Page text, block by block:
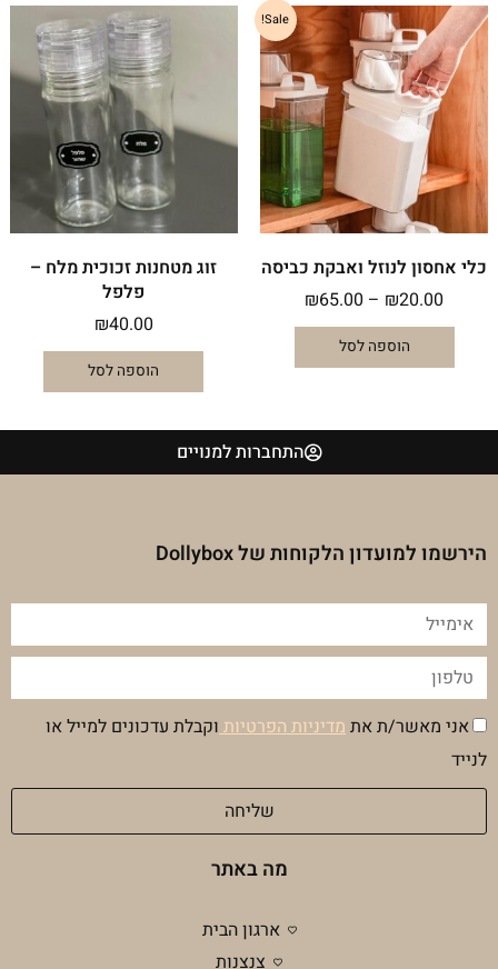
Sale!
כלי אחסון לנוזל ואבקת כביסה
₪20.00
–
₪65.00
טווח
מחירים:
עד
⁦₪65.00⁩
הוספה לסל
למוצר
זה
יש
מספר
סוגים.
ניתן
לבחור
את
האפשרויות
בעמוד
המוצר
זוג מטחנות זכוכית מלח –
פלפל
₪40.00
הוספה לסל
התחברות למנויים
הירשמו למועדון הלקוחות של Dollybox
אימייל
טלפון
הסכמה
פרטיות
אני מאשר/ת את מדיניות הפרטיות וקבלת עדכונים למייל או
לנייד
שליחה
מה באתר
ארגון הבית
צנצנות